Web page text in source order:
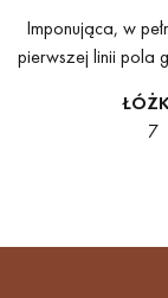
Imponująca, w
pierwszej linii pola
7